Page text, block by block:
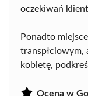
oczekiwań
Ponadto
transpłciowym,
kobietę,
Ocena w